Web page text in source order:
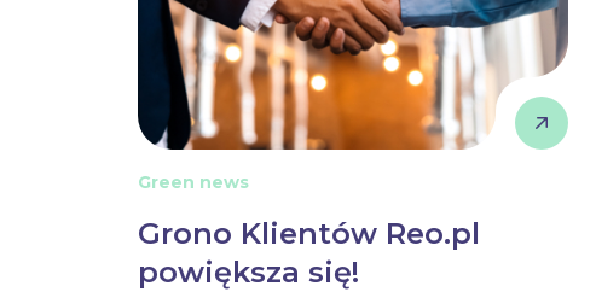
Green news
Grono Klientów Reo.pl
powiększa się!